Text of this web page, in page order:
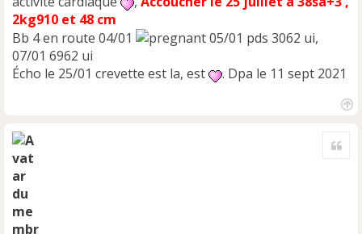
2kg910 et 48 cm
Bb 4 en route 04/01
05/01 pds 3062 ui,
07/01 6962 ui
Écho le 25/01 crevette est la, est
. Dpa le 11 sept 2021